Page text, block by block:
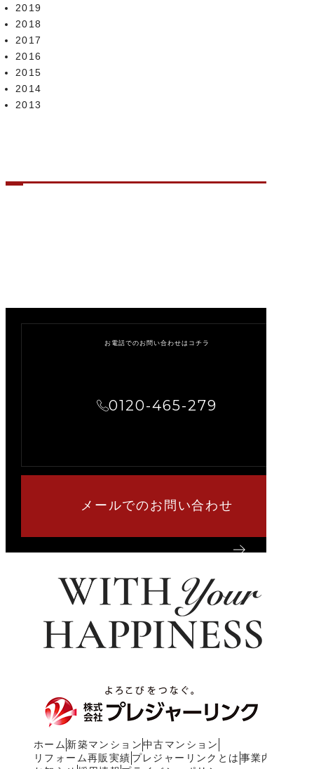
2019
2018
2017
2016
2015
2014
2013
お電話でのお問い合わせはコチラ
0120-465-279
メールでのお問い合わせ
ホーム 新築マンション中古マンション
リフォーム再販実績 プレジャーリンクとは 事業内容